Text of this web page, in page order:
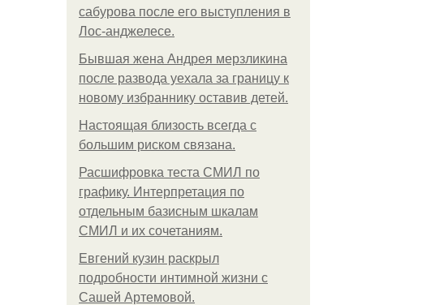
сабурова после его выступления в
Лос-анджелесе.
Бывшая жена Андрея мерзликина
после развода уехала за границу к
новому избраннику оставив детей.
Hacтоящая близость всегда с
большим риском связана.
Расшифровка теста СМИЛ по
графику. Интерпретация по
отдельным базисным шкалам
СМИЛ и их сочетаниям.
Евгений кузин раскрыл
подробности интимной жизни с
Сашей Артемовой.